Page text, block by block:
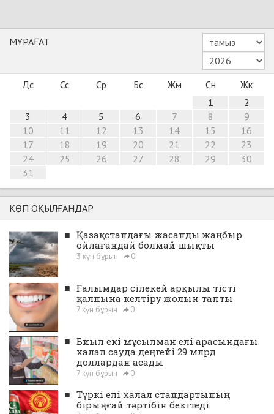
МҰРАҒАТ
Дс Сс Ср Бс Жм Сн
Жк
1
2
3
4 5 6 7 8
9
10
11 12 13 14 15
16
17
18 19 20 21 22
23
24
25 26 27 28 29
30
31
КӨП ОҚЫЛҒАНДАР
■ Қазақстандағы жасанды жаңбыр
ойлағандай болмай шықты
3 күн бұрын 0
■ Ғалымдар сілекей арқылы тісті
қалпына келтіру жолын тапты
7 күн бұрын 0
■ Биыл екі мұсылман елі арасындағы
халал сауда деңгейі 29 млрд
доллардан асады
7 күн бұрын 0
■ Түркі елі халал стандартының
бірыңғай тәртібін бекітеді